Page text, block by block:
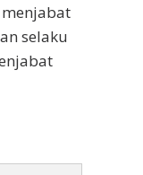
menjabat
selaku